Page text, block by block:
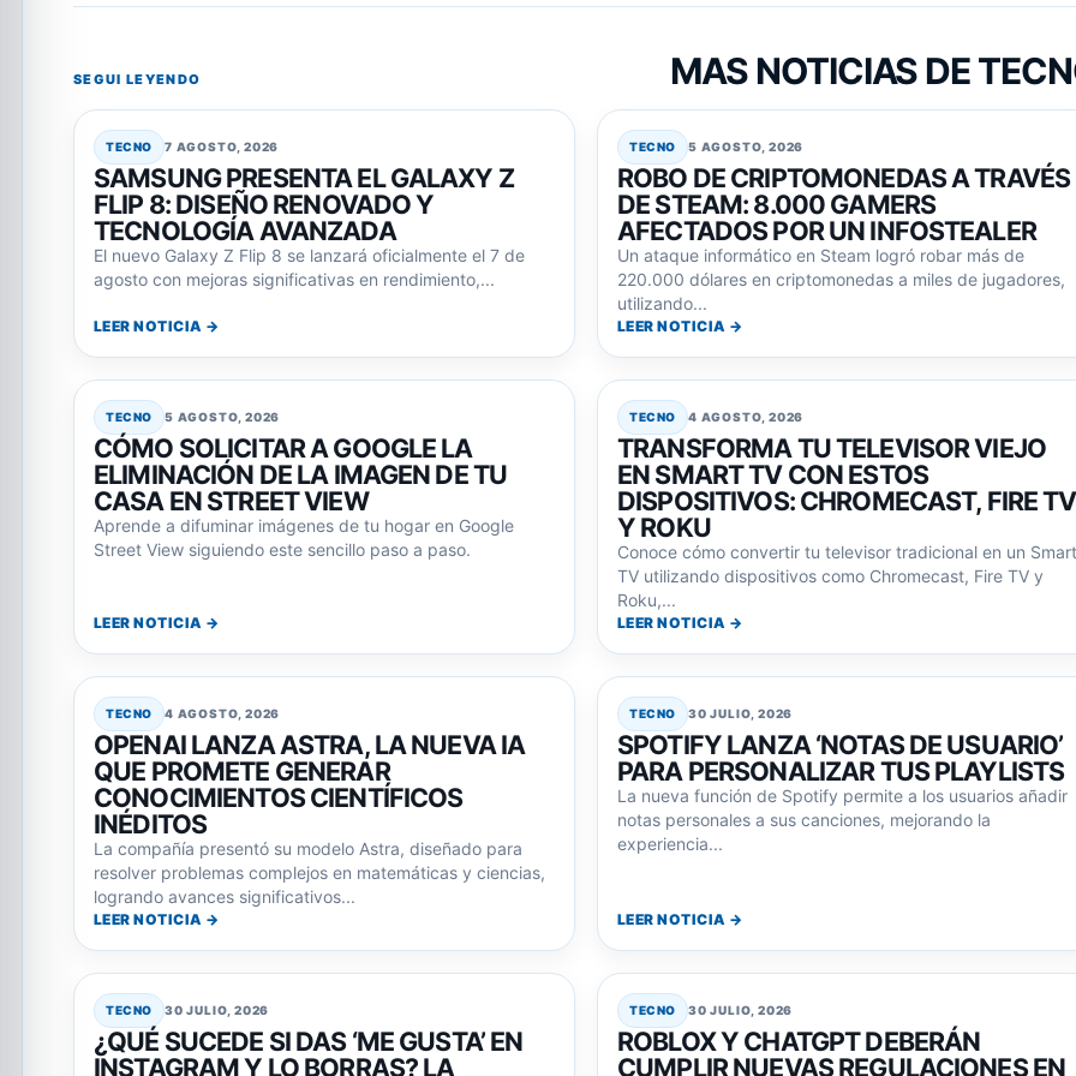
SEGUI LEYENDO MAS NOTICIAS DE
TECNO 7 AGOSTO, 2026
SAMSUNG PRESENTA EL GALAXY Z
FLIP 8: DISEÑO RENOVADO Y
TECNOLOGÍA AVANZADA
El nuevo Galaxy Z Flip 8 se lanzará oficialmente el 7 de
agosto con mejoras significativas en rendimiento,...
LEER NOTICIA →
TECNO 5 AGOSTO, 2026
ROBO DE CRIPTOMONEDAS A TRAVÉS
DE STEAM: 8.000 GAMERS
AFECTADOS POR UN INFOSTEALER
Un ataque informático en Steam logró robar más de
220.000 dólares en criptomonedas a miles de jugadores,
utilizando...
LEER NOTICIA →
TECNO 5 AGOSTO, 2026
CÓMO SOLICITAR A GOOGLE LA
ELIMINACIÓN DE LA IMAGEN DE TU
CASA EN STREET VIEW
Aprende a difuminar imágenes de tu hogar en Google
Street View siguiendo este sencillo paso a paso.
LEER NOTICIA →
TECNO 4 AGOSTO, 2026
TRANSFORMA TU TELEVISOR VIEJO
EN SMART TV CON ESTOS
DISPOSITIVOS: CHROMECAST, FIRE TV
Y ROKU
Conoce cómo convertir tu televisor tradicional en un Smart
TV utilizando dispositivos como Chromecast, Fire TV y
Roku,...
LEER NOTICIA →
TECNO 4 AGOSTO, 2026
OPENAI LANZA ASTRA, LA NUEVA IA
QUE PROMETE GENERAR
CONOCIMIENTOS CIENTÍFICOS
INÉDITOS
La compañía presentó su modelo Astra, diseñado para
resolver problemas complejos en matemáticas y ciencias,
logrando avances significativos...
LEER NOTICIA →
TECNO 30 JULIO, 2026
SPOTIFY LANZA ‘NOTAS DE USUARIO’
PARA PERSONALIZAR TUS PLAYLISTS
La nueva función de Spotify permite a los usuarios añadir
notas personales a sus canciones, mejorando la
experiencia...
LEER NOTICIA →
TECNO 30 JULIO, 2026
¿QUÉ SUCEDE SI DAS ‘ME GUSTA’ EN
INSTAGRAM Y LO BORRAS? LA
TECNO 30 JULIO, 2026
ROBLOX Y CHATGPT DEBERÁN
CUMPLIR NUEVAS REGULACIONES EN